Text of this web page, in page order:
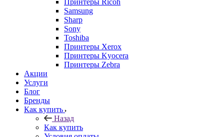
Принтеры Ricoh
Samsung
Sharp
Sony
Toshiba
Принтеры Xerox
Принтеры Kyocera
Принтеры Zebra
Акции
Услуги
Блог
Бренды
Как купить
Назад
Как купить